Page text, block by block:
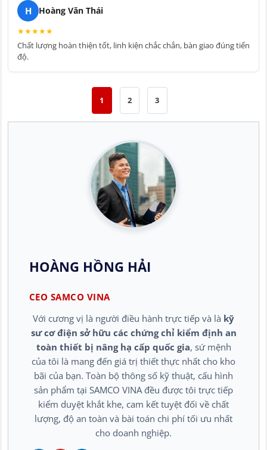
H
Hoàng Văn Thái
★★★★★
Chất lượng hoàn thiện tốt, linh kiện chắc chắn, bàn giao đúng tiến
độ.
1 2 3
HOÀNG HỒNG HẢI
CEO SAMCO VINA
Với cương vị là người điều hành trực tiếp và là kỹ
sư cơ điện sở hữu các chứng chỉ kiểm định an
toàn thiết bị nâng hạ cấp quốc gia, sứ mệnh
của tôi là mang đến giá trị thiết thực nhất cho kho
bãi của bạn. Toàn bộ thông số kỹ thuật, cấu hình
sản phẩm tại SAMCO VINA đều được tôi trực tiếp
kiểm duyệt khắt khe, cam kết tuyệt đối về chất
lượng, độ an toàn và bài toán chi phí tối ưu nhất
cho doanh nghiệp.